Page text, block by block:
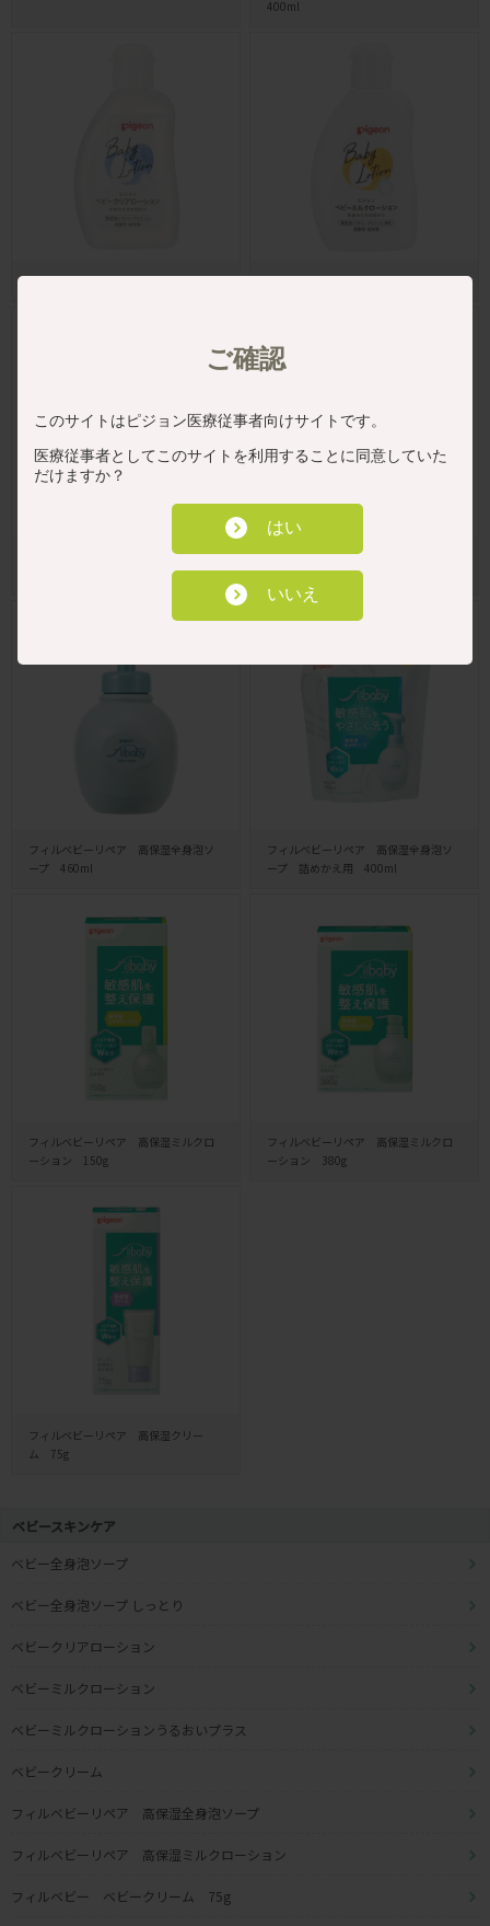
400ml
ベビークリアローション 120ml ベビーミルクローション 120g
ベビーミルクローション うるおいプ
ベビークリーム 50g
フィルベビーリペア 高保湿全身泡ソ
ープ 460ml
フィルベビーリペア 高保湿全身泡ソ
ープ 詰めかえ用 400ml
フィルベビーリペア 高保湿ミルクロ
ーション 150g
フィルベビーリペア 高保湿ミルクロ
ーション 380g
フィルベビーリペア 高保湿クリー
ム 75g
ベビースキンケア
ベビー全身泡ソープ
ベビー全身泡ソープ しっとり
ベビークリアローション
ベビーミルクローション
ベビーミルクローションうるおいプラス
ベビークリーム
フィルベビーリペア 高保湿全身泡ソープ
フィルベビーリペア 高保湿ミルクローション
フィルベビー ベビークリーム 75g
ご確認
このサイトはピジョン医療従事者向けサイトです。
医療従事者としてこのサイトを利用することに同意していた
だけますか？
はい
いいえ